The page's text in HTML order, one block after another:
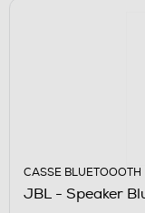
CASSE BLUETOOOTH
JBL - Speaker